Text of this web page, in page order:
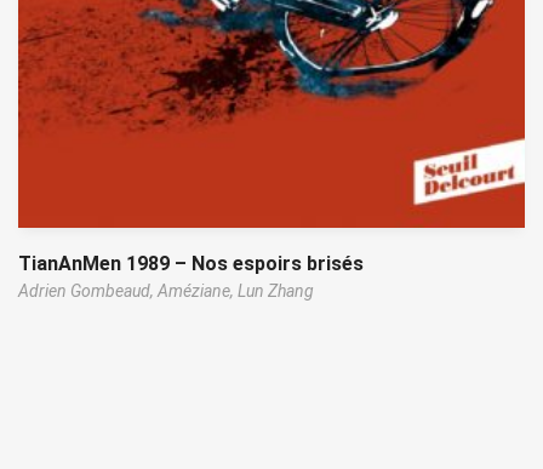
TianAnMen 1989 – Nos espoirs brisés
Adrien Gombeaud,Améziane, Lun Zhang